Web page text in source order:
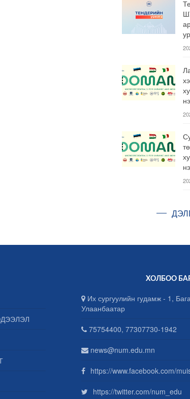
ХОЛБОО
Их сургуулийн гудамж - 1,
Улаанбаатар
75754400, 77307730-1942
news@num.edu.mn
https://www.facebook.com/
https://twitter.com/num_edu